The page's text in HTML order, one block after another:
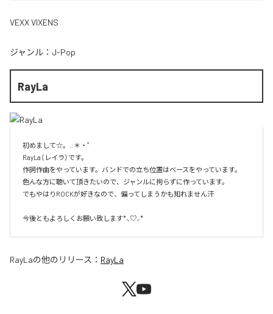
VEXX VIXENS
ジャンル： J-Pop
RayLa
初めまして☆。.:＊・゜
RayLa（レイラ）です。
作詞作曲をやっています。バンドでの立ち位置はベースをやっています。
色んな方に聴いて頂きたいので、ジャンルに拘らずに作っています。
でもやはりROCKが好きなので、偏ってしまうかも知れません汗
今後ともよろしくお願い致します*⸜♡⸝*
RayLaの他のリリース： RayLa